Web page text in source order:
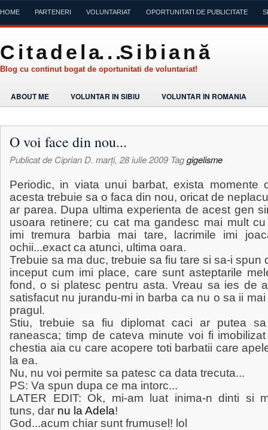
HOME PARTENERI VOLUNTARIAT OPORTUNITATI DE PUBLICITATE
C i t a d e l a. . .S i b i a n ă
Blog cu continut bogat de oportunitati de voluntariat!
ABOUT ME VOLUNTAR IN SIBIU VOLUNTAR IN ROMANIA
O voi face din nou...
Publicat de Ciprian D. marți, 28 iulie 2009 Taggigelisme
Periodic, in viata unui barbat, exista momente
acesta trebuie sa o faca din nou, oricat de
ar parea. Dupa ultima experienta de acest gen
usoara retinere; cu cat ma gandesc mai mult
imi tremura barbia mai tare, lacrimile imi
ochii...exact ca atunci, ultima oara.
Trebuie sa ma duc, trebuie sa fiu tare si sa-i spun
inceput cum imi place, care sunt asteptarile
fond, o si platesc pentru asta. Vreau sa ies de
satisfacut nu jurandu-mi in barba ca nu o sa ii
pragul.
Stiu, trebuie sa fiu diplomat caci ar putea
raneasca; timp de cateva minute voi fi
chestia aia cu care acopere toti barbatii care
la ea.
Nu, nu voi permite sa patesc ca data trecuta...
PS: Va spun dupa ce ma intorc...
LATER EDIT: Ok, mi-am luat inima-n dinti si
tuns, dar nu la Adela!
God...acum chiar sunt frumusel! lol